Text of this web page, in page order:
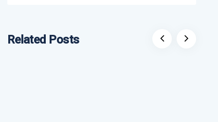
Related Posts